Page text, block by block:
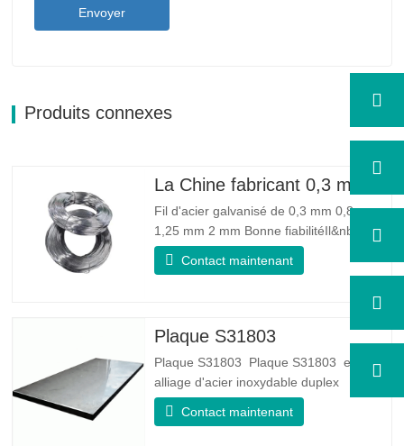
Envoyer
Produits connexes
Fil d'acier galvanisé de 0,3 mm 0,8 mm
1,25 mm 2 mm Bonne fiabilitéIl&nbsp;:
peut améliorer certains nœuds, bavures
et rouille sur le fil d'acier Bonne élasticité
adaptée à la fabrication de ressorts…
Contact maintenant
Plaque S31803
Plaque S31803 Plaque S31803 est un
alliage d'acier inoxydable duplex
standard de qualité duplex. Il a la
microstructure d'un rapport
Contact maintenant